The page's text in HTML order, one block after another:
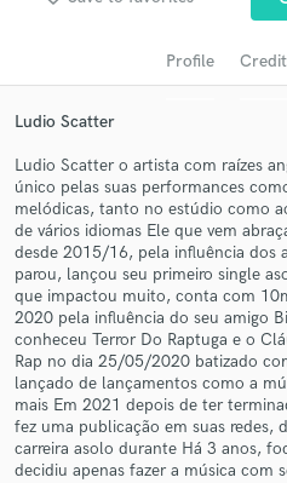
Profile
Ludio Scatter
Ludio Scatter o artista com raízes
único pelas suas performances
melódicas, tanto no estúdio como
de vários idiomas Ele que vem
desde 2015/16, pela influência dos
parou, lançou seu primeiro single
que impactou muito, conta com
2020 pela influência do seu amigo
conheceu Terror Do Raptuga e o
Rap no dia 25/05/2020 batizado
lançado de lançamentos como a
mais Em 2021 depois de ter
fez uma publicação em suas redes,
carreira asolo durante Há 3 anos,
decidiu apenas fazer a música com
Get Free
Contact pros directly
and receive handcrafted
in a